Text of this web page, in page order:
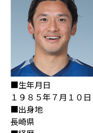
■生年月日
１９８５年７月１０日
■出身地
長崎県